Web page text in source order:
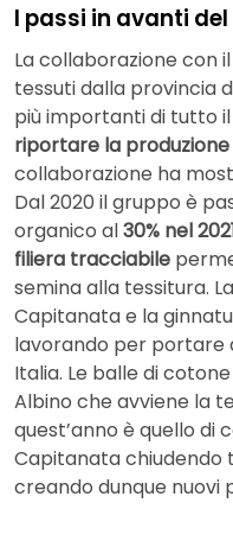
I passi in avanti
La collaborazione con il
tessuti dalla provincia
più importanti di tutto
riportare la
collaborazione ha
Dal 2020 il gruppo è
organico al30% nel
filiera tracciabile
semina alla tessitura.
Capitanata e la
lavorando per portare
Italia. Le balle di
Albino che avviene la
quest’anno è quello di
Capitanata chiudendo
creando dunque nuovi